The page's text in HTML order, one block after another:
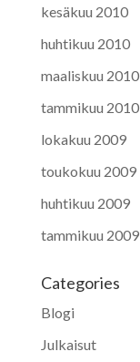
kesäkuu 2010
huhtikuu 2010
maaliskuu 2010
tammikuu 2010
lokakuu 2009
toukokuu 2009
huhtikuu 2009
tammikuu 2009
Categories
Blogi
Julkaisut